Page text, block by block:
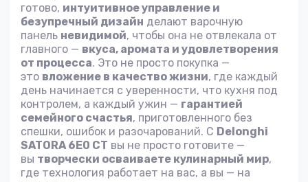
готово, интуитивное управление и
безупречный дизайн делают варочную
панель невидимой, чтобы она не отвлекала от
главного — вкуса, аромата и удовлетворения
от процесса. Это не просто покупка —
это вложение в качество жизни, где каждый
день начинается с уверенности, что кухня под
контролем, а каждый ужин — гарантией
семейного счастья, приготовленного без
спешки, ошибок и разочарований. С Delonghi
SATORA 6E0 CT вы не просто готовите —
вы творчески осваиваете кулинарный мир,
где технология работает на вас, а вы — на